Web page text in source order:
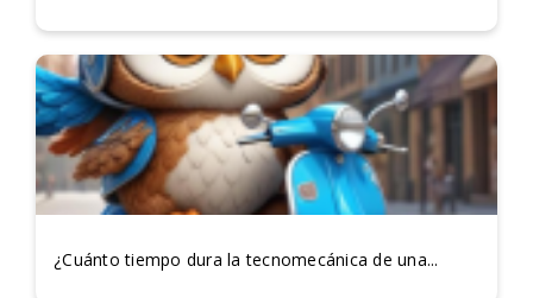
¿Cuánto tiempo dura la tecnomecánica de una...